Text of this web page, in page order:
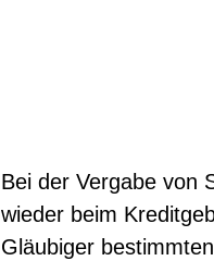
Bei der Vergabe von
wieder beim
Gläubiger